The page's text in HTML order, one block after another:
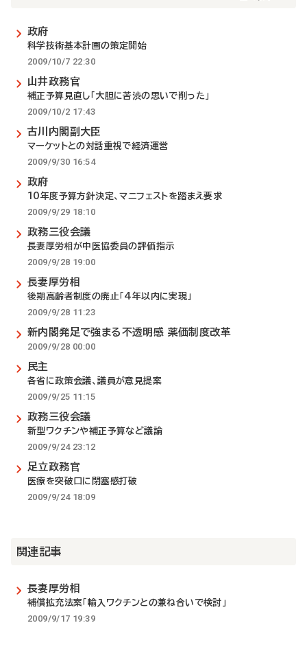
政府
科学技術基本計画の策定開始
2009/10/7 22:30
山井政務官
補正予算見直し「大胆に苦渋の思いで削った」
2009/10/2 17:43
古川内閣副大臣
マーケットとの対話重視で経済運営
2009/9/30 16:54
政府
10年度予算方針決定、マニフェストを踏まえ要求
2009/9/29 18:10
政務三役会議
長妻厚労相が中医協委員の評価指示
2009/9/28 19:00
長妻厚労相
後期高齢者制度の廃止「4年以内に実現」
2009/9/28 11:23
新内閣発足で強まる不透明感 薬価制度改革
2009/9/28 00:00
民主
各省に政策会議、議員が意見提案
2009/9/25 11:15
政務三役会議
新型ワクチンや補正予算など議論
2009/9/24 23:12
足立政務官
医療を突破口に閉塞感打破
2009/9/24 18:09
関連記事
長妻厚労相
補償拡充法案「輸入ワクチンとの兼ね合いで検討」
2009/9/17 19:39